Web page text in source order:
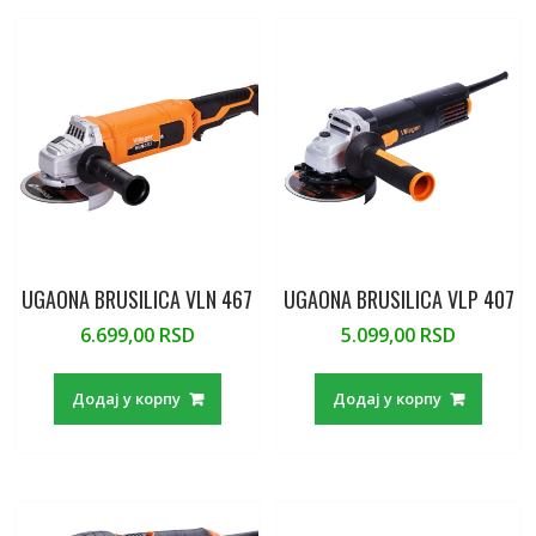
ai p
UGAONA BRUSILICA VLN 467
6.699,00 RSD
Додај у корпу
UGAONA BRUSILICA VLP 407
5.099,00 RSD
Додај у корпу